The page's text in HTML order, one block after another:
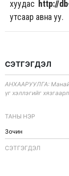
хуудас http://
утсаар авна уу.
СЭТГЭГДЭЛ
АНХААРУУЛГА: Манай
үг хэллэгийг
ТАНЫ НЭР
CЭТГЭГДЭЛ